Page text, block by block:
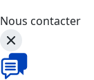
Nous contacter